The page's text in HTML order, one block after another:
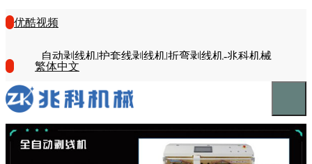
优酷视频
自动剥线机|护套线剥线机|折弯剥线机-兆科机械
繁体中文